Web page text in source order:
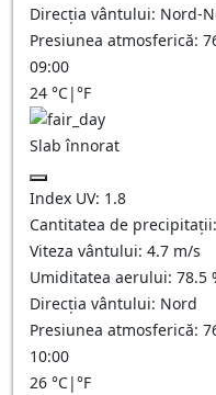
Direcția vântului: Nord-
Presiunea atmosferică:
09:00
24 °C|°F
Slab înnorat
Index UV: 1.8
Cantitatea de precipitații:
Viteza vântului: 4.7 m/s
Umiditatea aerului: 78.5
Direcția vântului: Nord
Presiunea atmosferică:
10:00
26 °C|°F